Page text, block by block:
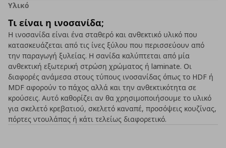
Υλικό
Τι είναι η ινοσανίδα;
Η ινοσανίδα είναι ένα σταθερό και ανθεκτικό υλικό που
κατασκευάζεται από τις ίνες ξύλου που περισσεύουν από
την παραγωγή ξυλείας. Η σανίδα καλύπτεται από μία
ανθεκτική εξωτερική στρώση χρώματος ή laminate. Οι
διαφορές ανάμεσα στους τύπους ινοσανίδας όπως το HDF ή
MDF αφορούν το πάχος αλλά και την ανθεκτικότητα σε
κρούσεις. Αυτό καθορίζει αν θα χρησιμοποιήσουμε το υλικό
για σκελετό κρεβατιού, σκελετό καναπέ, προσόψεις κουζίνας,
πόρτες ντουλάπας ή κάτι τελείως διαφορετικό.